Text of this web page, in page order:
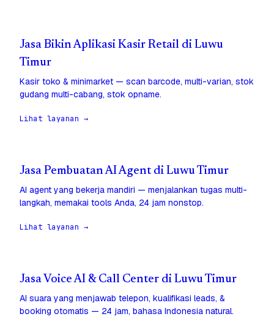
Jasa Bikin Aplikasi Kasir Retail di Luwu
Timur
Kasir toko & minimarket — scan barcode, multi-varian, stok
gudang multi-cabang, stok opname.
Lihat layanan →
Jasa Pembuatan AI Agent di Luwu Timur
AI agent yang bekerja mandiri — menjalankan tugas multi-
langkah, memakai tools Anda, 24 jam nonstop.
Lihat layanan →
Jasa Voice AI & Call Center di Luwu Timur
AI suara yang menjawab telepon, kualifikasi leads, &
booking otomatis — 24 jam, bahasa Indonesia natural.